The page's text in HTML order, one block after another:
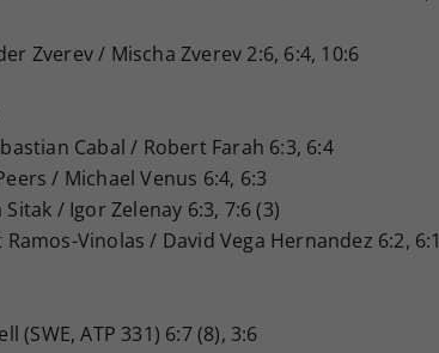
Zverev / Mischa Zverev 2:6, 6:4, 10:6
Cabal / Robert Farah 6:3, 6:4
/ Michael Venus 6:4, 6:3
/ Igor Zelenay 6:3, 7:6 (3)
Vinolas / David Vega Hernandez 6:2, 6:1
(SWE, ATP 331) 6:7 (8), 3:6